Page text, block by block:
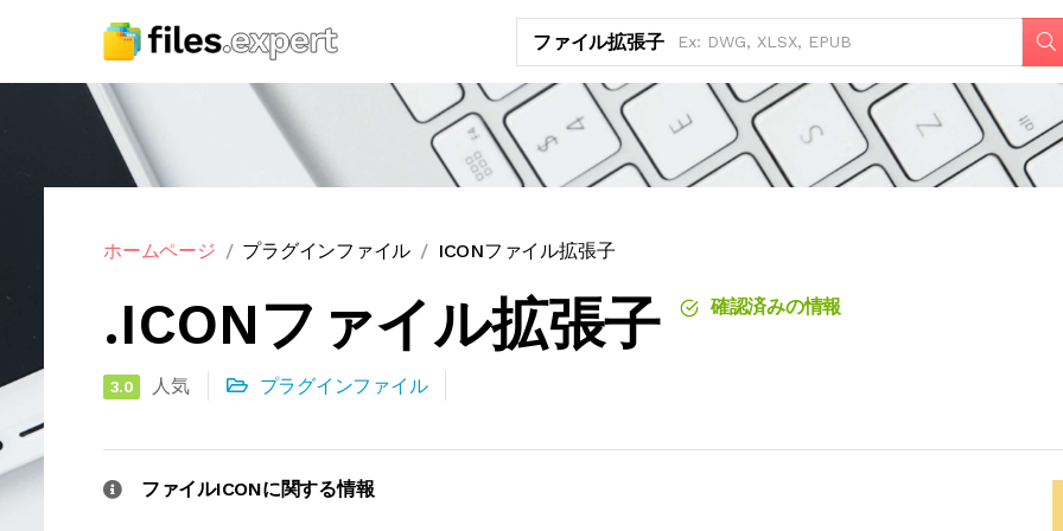
ファイル拡張子
ホームページ プラグインファイル ICONファイル拡張子
.ICONファイル拡張子 確認済みの情報
3.0 人気 プラグインファイル
ファイルICONに関する情報